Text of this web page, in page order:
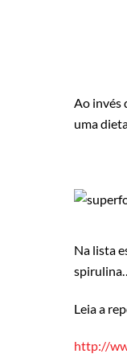
Ao invés
uma
Na lista
spirulina…
Leia a
http://